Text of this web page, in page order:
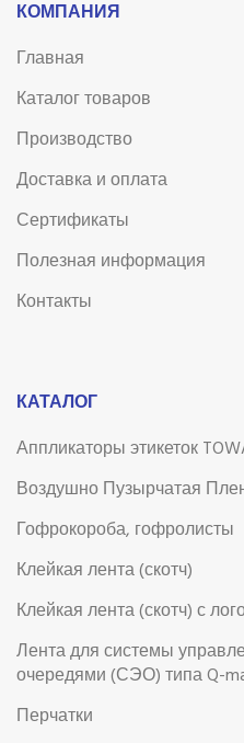
КОМПАНИЯ
Главная
Каталог товаров
Производство
Доставка и оплата
Сертификаты
Полезная информация
Контакты
КАТАЛОГ
Аппликаторы этикеток
Воздушно Пузырчатая
Гофрокороба, гофролисты
Клейкая лента (скотч)
Клейкая лента (скотч) с
Лента для системы
очередями (СЭО) типа Q-
Перчатки